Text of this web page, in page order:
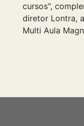
cursos",
diretor Lontra,
Multi Aula